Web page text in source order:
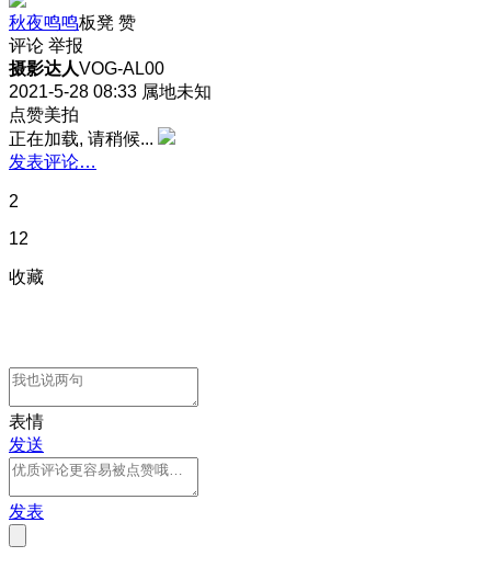
秋夜鸣鸣板凳 赞
评论 举报
摄影达人VOG-AL00
2021-5-28 08:33 属地未知
点赞美拍
正在加载, 请稍候...
发表评论…
2
12
收藏
表情
发送
发表